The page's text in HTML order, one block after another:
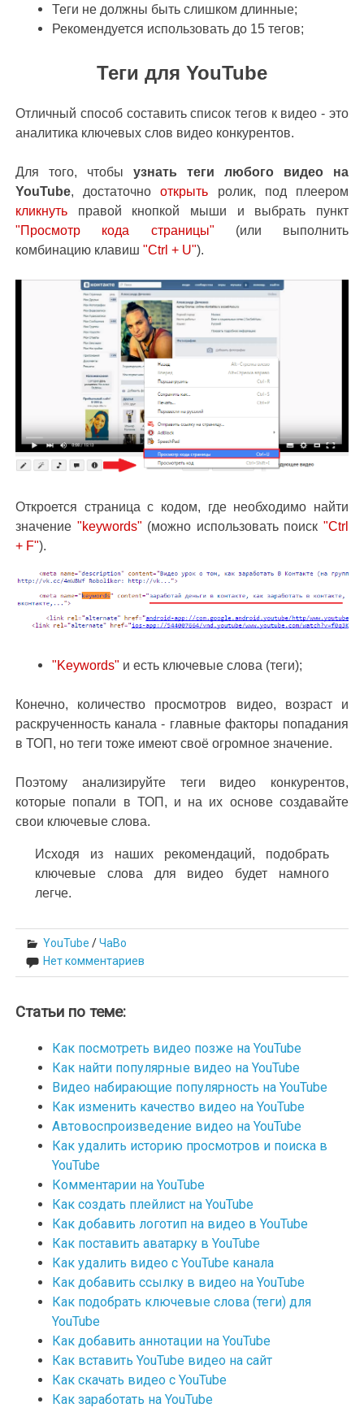
Теги не должны быть слишком длинные;
Рекомендуется использовать до 15 тегов;
Теги для YouTube
Отличный способ составить список тегов к видео - это
аналитика ключевых слов видео конкурентов.
Для того, чтобы узнать теги любого видео
на
YouTube, достаточнооткрыть ролик, под плеером
кликнуть правой кнопкой мыши и выбрать пункт
"Просмотр кода страницы" (или выполнить
комбинацию клавиш "Ctrl + U").
Откроется страница с кодом, где необходимо найти
значение "keywords" (можно использовать поиск "Ctrl
+ F").
"Keywords" и есть ключевые слова (теги);
Конечно, количество просмотров видео, возраст и
раскрученность канала - главные факторы попадания
в ТОП, но теги тоже имеют своё огромное значение.
Поэтому анализируйте теги видео конкурентов,
которые попали в ТОП, и на их основе создавайте
свои ключевые слова.
Исходя из наших рекомендаций, подобрать
ключевые слова для видео будет намного
легче.
YouTube /ЧаВо
Нет комментариев
Статьи по теме:
Как посмотреть видео позже на YouTube
Как найти популярные видео на YouTube
Видео набирающие популярность на YouTube
Как изменить качество видео на YouTube
Автовоспроизведение видео на YouTube
Как удалить историю просмотров и поиска в
YouTube
Комментарии на YouTube
Как создать плейлист на YouTube
Как добавить логотип на видео в YouTube
Как поставить аватарку в YouTube
Как удалить видео с YouTube канала
Как добавить ссылку в видео на YouTube
Как подобрать ключевые слова (теги) для
YouTube
Как добавить аннотации на YouTube
Как вставить YouTube видео на сайт
Как скачать видео с YouTube
Как заработать на YouTube